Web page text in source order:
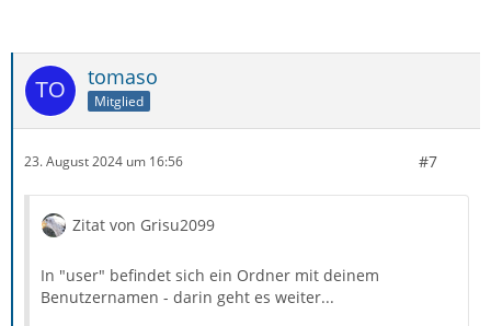
tomaso
Mitglied
23. August 2024 um 16:56 #7
Zitat von Grisu2099
In "user" befindet sich ein Ordner mit deinem
Benutzernamen - darin geht es weiter...